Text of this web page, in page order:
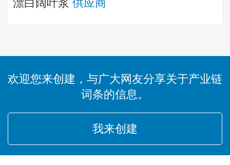
漂白阔叶浆 供应商
欢迎您来创建，与广大网友分享关于产业链
词条的信息。
我来创建